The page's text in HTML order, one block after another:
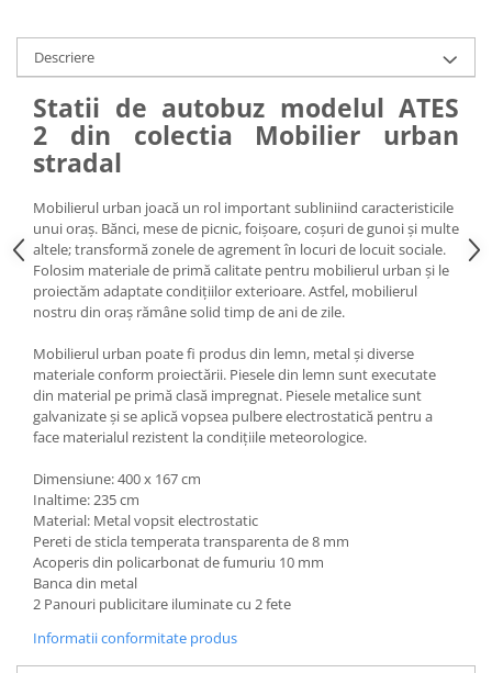
Descriere
Statii de autobuz modelul ATES
2 din colectia Mobilier urban
stradal
Mobilierul urban joacă un rol important subliniind caracteristicile
unui oraș. Bănci, mese de picnic, foișoare, coșuri de gunoi și multe
altele; transformă zonele de agrement în locuri de locuit sociale.
Folosim materiale de primă calitate pentru mobilierul urban și le
proiectăm adaptate condițiilor exterioare. Astfel, mobilierul
nostru din oraș rămâne solid timp de ani de zile.
Mobilierul urban poate fi produs din lemn, metal și diverse
materiale conform proiectării. Piesele din lemn sunt executate
din material pe primă clasă impregnat. Piesele metalice sunt
galvanizate și se aplică vopsea pulbere electrostatică pentru a
face materialul rezistent la condițiile meteorologice.
Dimensiune: 400 x 167 cm
Inaltime: 235 cm
Material: Metal vopsit electrostatic
Pereti de sticla temperata transparenta de 8 mm
Acoperis din policarbonat de fumuriu 10 mm
Banca din metal
2 Panouri publicitare iluminate cu 2 fete
Informatii conformitate produs